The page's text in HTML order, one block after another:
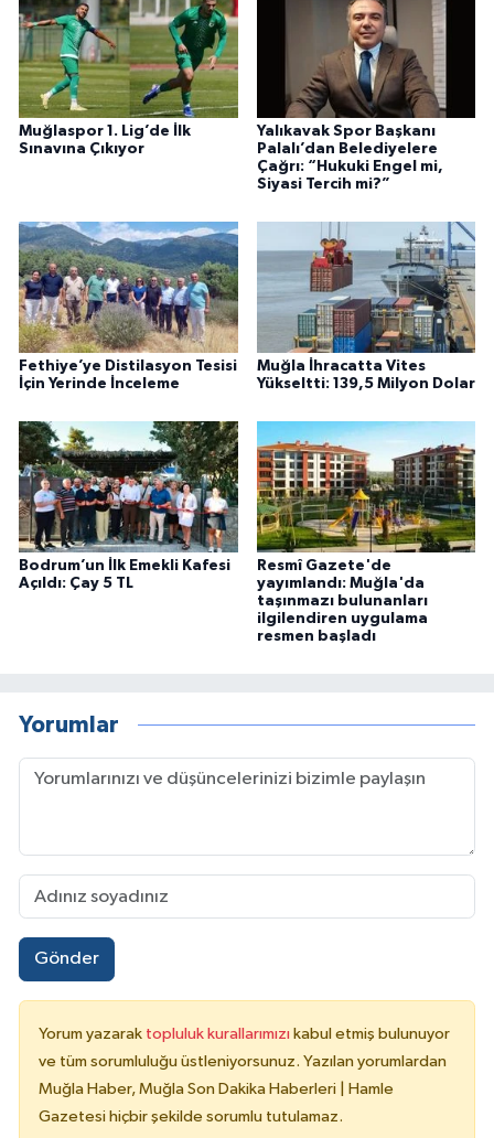
Muğlaspor 1. Lig’de İlk
Sınavına Çıkıyor
Yalıkavak Spor Başkanı
Palalı’dan Belediyelere
Çağrı: “Hukuki Engel mi,
Siyasi Tercih mi?”
Fethiye’ye Distilasyon Tesisi
İçin Yerinde İnceleme
Muğla İhracatta Vites
Yükseltti: 139,5 Milyon Dolar
Bodrum’un İlk Emekli Kafesi
Açıldı: Çay 5 TL
Resmî Gazete'de
yayımlandı: Muğla'da
taşınmazı bulunanları
ilgilendiren uygulama
resmen başladı
Yorumlar
Gönder
Yorum yazarak topluluk kurallarımızı kabul etmiş bulunuyor
ve tüm sorumluluğu üstleniyorsunuz. Yazılan yorumlardan
Muğla Haber, Muğla Son Dakika Haberleri | Hamle
Gazetesi hiçbir şekilde sorumlu tutulamaz.